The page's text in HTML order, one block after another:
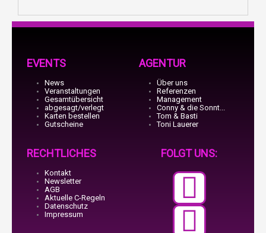
EVENTS
News
Veranstaltungen
Gesamtübersicht
abgesagt/verlegt
Karten bestellen
Gutscheine
AGENTUR
Über uns
Referenzen
Management
Conny & die Sonnt...
Tom & Basti
Toni Lauerer
RECHTLICHES
Kontakt
Newsletter
AGB
Aktuelle C-Regeln
Datenschutz
Impressum
FOLGT UNS:
f
X-